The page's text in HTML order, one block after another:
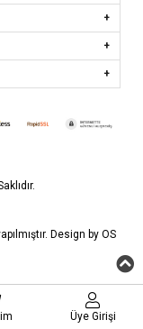
Design by OS
Üye Girişi